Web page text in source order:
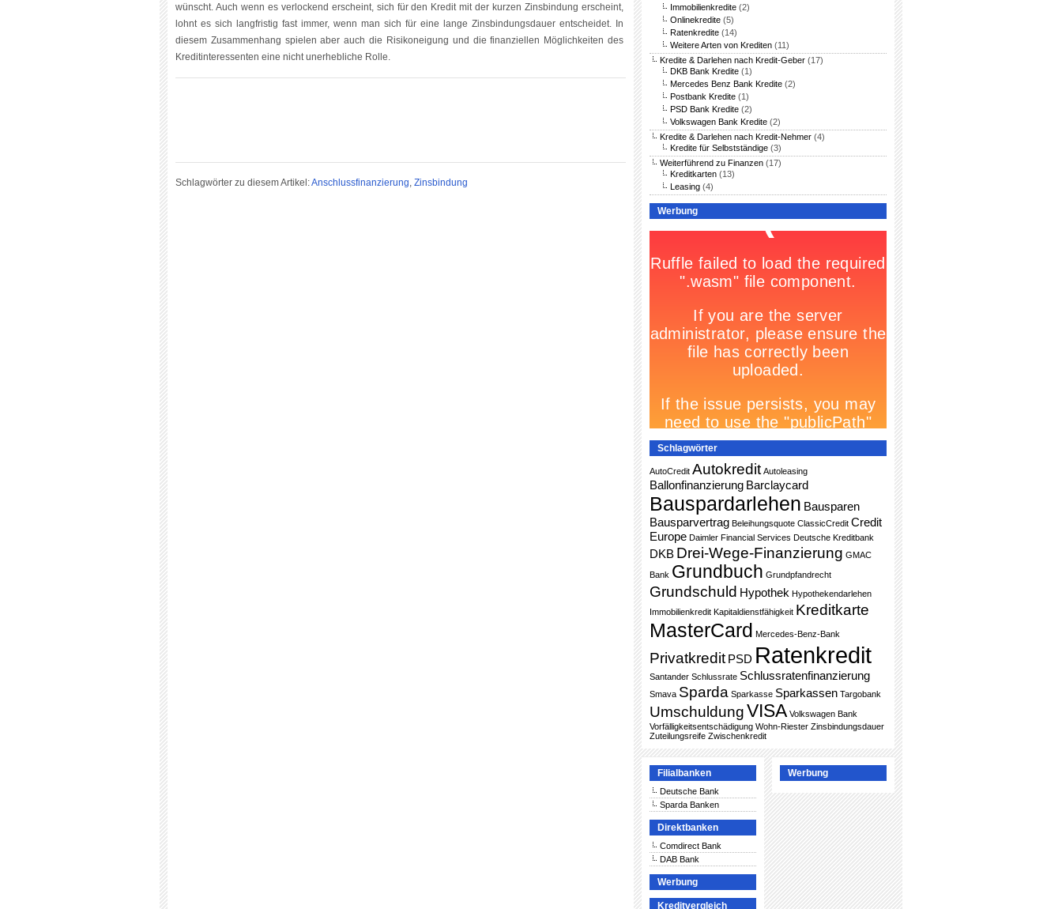
wünscht. Auch wenn es verlockend erscheint, sich für den Kredit mit der kurzen Zinsbindung erscheint,
lohnt es sich langfristig fast immer, wenn man sich für eine lange Zinsbindungsdauer entscheidet. In
diesem Zusammenhang spielen aber auch die Risikoneigung und die finanziellen Möglichkeiten des
Kreditinteressenten eine nicht unerhebliche Rolle.
Schlagwörter zu diesem Artikel:Anschlussfinanzierung, Zinsbindung
Immobilienkredite (2)
Onlinekredite (5)
Ratenkredite (14)
Weitere Arten von Krediten (11)
Kredite & Darlehen nach Kredit-Geber (17)
DKB Bank Kredite (1)
Mercedes Benz Bank Kredite (2)
Postbank Kredite (1)
PSD Bank Kredite (2)
Volkswagen Bank Kredite (2)
Kredite & Darlehen nach Kredit-Nehmer (4)
Kredite für Selbstständige (3)
Weiterführend zu Finanzen (17)
Kreditkarten (13)
Leasing (4)
Werbung
Schlagwörter
AutoCredit Autokredit Autoleasing
Ballonfinanzierung Barclaycard
Bauspardarlehen Bausparen
Bausparvertrag Beleihungsquote ClassicCredit Credit
Europe Daimler Financial Services Deutsche Kreditbank
DKB Drei-Wege-Finanzierung GMAC
Bank Grundbuch Grundpfandrecht
Grundschuld Hypothek Hypothekendarlehen
Immobilienkredit Kapitaldienstfähigkeit Kreditkarte
MasterCard Mercedes-Benz-Bank
Privatkredit PSD Ratenkredit
Santander Schlussrate Schlussratenfinanzierung
Smava Sparda Sparkasse Sparkassen Targobank
UmschuldungVISA Volkswagen Bank
Vorfälligkeitsentschädigung Wohn-Riester Zinsbindungsdauer
Zuteilungsreife Zwischenkredit
Filialbanken
Deutsche Bank
Sparda Banken
Direktbanken
Comdirect Bank
DAB Bank
Werbung
Kreditvergleich
Werbung